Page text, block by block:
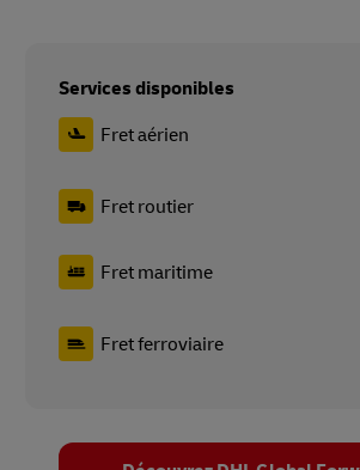
Services disponibles
Fret aérien
Fret routier
Fret maritime
Fret ferroviaire